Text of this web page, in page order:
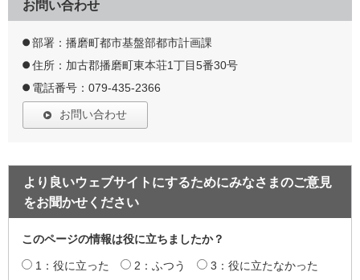
お問い合わせ
部署：播磨町都市基盤部都市計画課
住所：加古郡播磨町東本荘1丁目5番30号
電話番号：079-435-2366
お問い合わせ
より良いウェブサイトにするためにみなさまのご意見
をお聞かせください
このページの情報は役に立ちましたか？
1：役に立った 2：ふつう
3：役に立たなかった